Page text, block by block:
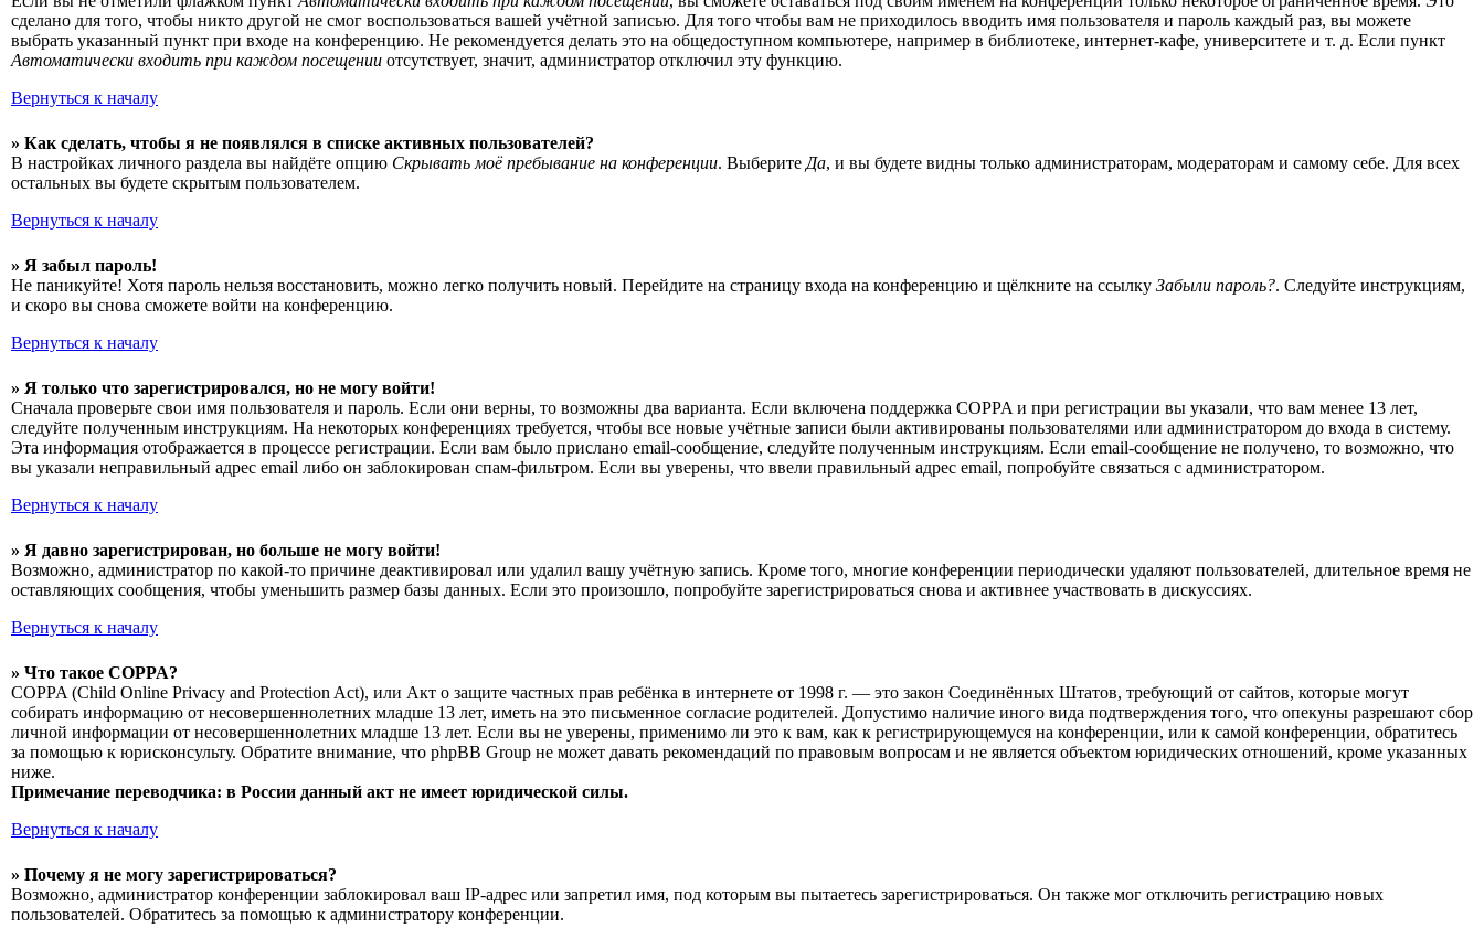
сделано для того, чтобы никто другой не смог воспользоваться вашей учётной записью. Для того чтобы вам не приходилось вводить имя пользователя и пароль каждый раз, вы можете
выбрать указанный пункт при входе на конференцию. Не рекомендуется делать это на общедоступном компьютере, например в библиотеке, интернет-кафе, университете и т. д. Если пункт
Автоматически входить при каждом посещении отсутствует, значит, администратор отключил эту функцию.
Вернуться к началу
» Как сделать, чтобы я не появлялся в списке активных пользователей?
В настройках личного раздела вы найдёте опцию Скрывать моё пребывание на конференции. Выберите Да, и вы будете видны только администраторам, модераторам и самому себе. Для всех
остальных вы будете скрытым пользователем.
Вернуться к началу
» Я забыл пароль!
Не паникуйте! Хотя пароль нельзя восстановить, можно легко получить новый. Перейдите на страницу входа на конференцию и щёлкните на ссылку Забыли пароль?. Следуйте инструкциям,
и скоро вы снова сможете войти на конференцию.
Вернуться к началу
» Я только что зарегистрировался, но не могу войти!
Сначала проверьте свои имя пользователя и пароль. Если они верны, то возможны два варианта. Если включена поддержка COPPA и при регистрации вы указали, что вам менее 13 лет,
следуйте полученным инструкциям. На некоторых конференциях требуется, чтобы все новые учётные записи были активированы пользователями или администратором до входа в систему.
Эта информация отображается в процессе регистрации. Если вам было прислано email-сообщение, следуйте полученным инструкциям. Если email-сообщение не получено, то возможно, что
вы указали неправильный адрес email либо он заблокирован спам-фильтром. Если вы уверены, что ввели правильный адрес email, попробуйте связаться с администратором.
Вернуться к началу
» Я давно зарегистрирован, но больше не могу войти!
Возможно, администратор по какой-то причине деактивировал или удалил вашу учётную запись. Кроме того, многие конференции периодически удаляют пользователей, длительное время не
оставляющих сообщения, чтобы уменьшить размер базы данных. Если это произошло, попробуйте зарегистрироваться снова и активнее участвовать в дискуссиях.
Вернуться к началу
» Что такое COPPA?
COPPA (Child Online Privacy and Protection Act), или Акт о защите частных прав ребёнка в интернете от 1998 г. — это закон Соединённых Штатов, требующий от сайтов, которые могут
собирать информацию от несовершеннолетних младше 13 лет, иметь на это письменное согласие родителей. Допустимо наличие иного вида подтверждения того, что опекуны разрешают сбор
личной информации от несовершеннолетних младше 13 лет. Если вы не уверены, применимо ли это к вам, как к регистрирующемуся на конференции, или к самой конференции, обратитесь
за помощью к юрисконсульту. Обратите внимание, что phpBB Group не может давать рекомендаций по правовым вопросам и не является объектом юридических отношений, кроме указанных
ниже.
Примечание переводчика: в России данный акт не имеет юридической силы.
Вернуться к началу
» Почему я не могу зарегистрироваться?
Возможно, администратор конференции заблокировал ваш IP-адрес или запретил имя, под которым вы пытаетесь зарегистрироваться. Он также мог отключить регистрацию новых
пользователей. Обратитесь за помощью к администратору конференции.